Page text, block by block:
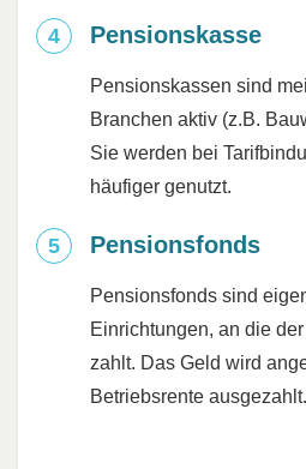
Pensionskasse
Pensionskassen sind
Branchen aktiv (z.B.
Sie werden bei
häufiger genutzt.
Pensionsfonds
Pensionsfonds sind
Einrichtungen, an die
zahlt. Das Geld wird
Betriebsrente ausgezahlt.